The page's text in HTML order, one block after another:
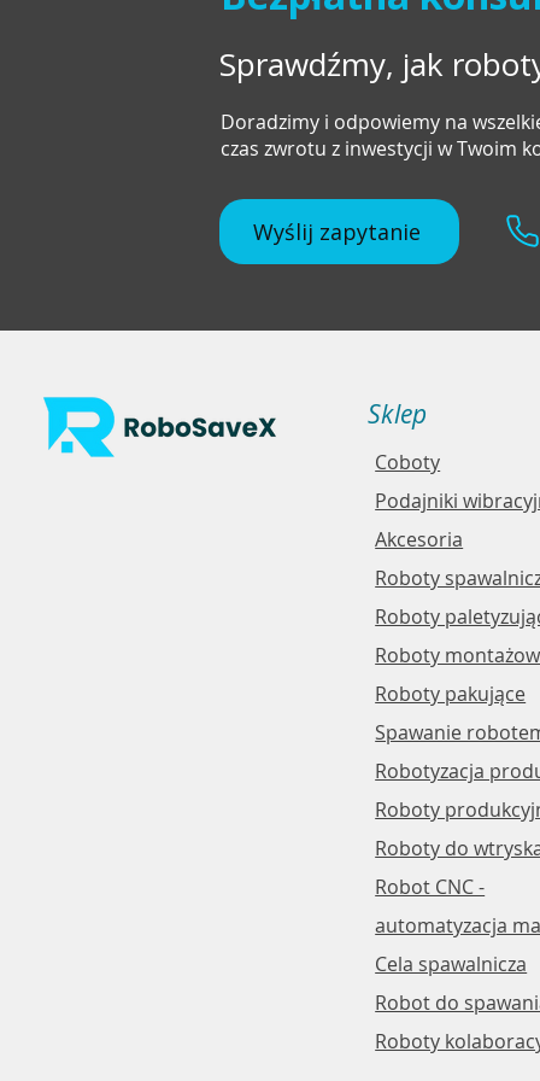
Sprawdźmy, jak
Doradzimy i odpowiemy na
czas zwrotu z inwestycji w Twoim
Wyślij zapytanie
Sklep
Coboty
Podajniki
Akcesoria
Roboty
Roboty
Roboty
Roboty pakujące
Spawanie
Robotyzacja
Roboty
Roboty do
Robot CNC -
automatyzacja
Cela spawalnicza
Robot do
Roboty